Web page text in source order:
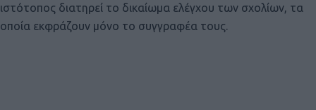
ιστότοπος διατηρεί το δικαίωμα ελέγχου των σχολίων, τα
οποία εκφράζουν μόνο το συγγραφέα τους.